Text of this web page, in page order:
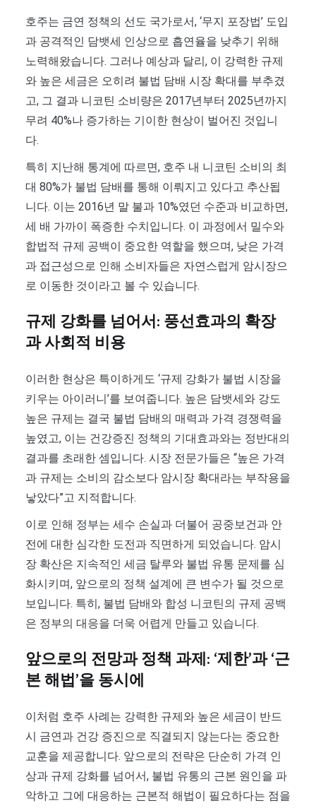
호주는 금연 정책의 선도 국가로서, ‘무지 포장법’ 도입
과 공격적인 담뱃세 인상으로 흡연율을 낮추기 위해
노력해왔습니다. 그러나 예상과 달리, 이 강력한 규제
와 높은 세금은 오히려 불법 담배 시장 확대를 부추겼
고, 그 결과 니코틴 소비량은 2017년부터 2025년까지
무려 40%나 증가하는 기이한 현상이 벌어진 것입니
다.
특히 지난해 통계에 따르면, 호주 내 니코틴 소비의 최
대 80%가 불법 담배를 통해 이뤄지고 있다고 추산됩
니다. 이는 2016년 말 불과 10%였던 수준과 비교하면,
세 배 가까이 폭증한 수치입니다. 이 과정에서 밀수와
합법적 규제 공백이 중요한 역할을 했으며, 낮은 가격
과 접근성으로 인해 소비자들은 자연스럽게 암시장으
로 이동한 것이라고 볼 수 있습니다.
규제 강화를 넘어서: 풍선효과의 확장
과 사회적 비용
이러한 현상은 특이하게도 ‘규제 강화가 불법 시장을
키우는 아이러니’를 보여줍니다. 높은 담뱃세와 강도
높은 규제는 결국 불법 담배의 매력과 가격 경쟁력을
높였고, 이는 건강증진 정책의 기대효과와는 정반대의
결과를 초래한 셈입니다. 시장 전문가들은 “높은 가격
과 규제는 소비의 감소보다 암시장 확대라는 부작용을
낳았다”고 지적합니다.
이로 인해 정부는 세수 손실과 더불어 공중보건과 안
전에 대한 심각한 도전과 직면하게 되었습니다. 암시
장 확산은 지속적인 세금 탈루와 불법 유통 문제를 심
화시키며, 앞으로의 정책 설계에 큰 변수가 될 것으로
보입니다. 특히, 불법 담배와 합성 니코틴의 규제 공백
은 정부의 대응을 더욱 어렵게 만들고 있습니다.
앞으로의 전망과 정책 과제: ‘제한’과 ‘근
본 해법’을 동시에
이처럼 호주 사례는 강력한 규제와 높은 세금이 반드
시 금연과 건강 증진으로 직결되지 않는다는 중요한
교훈을 제공합니다. 앞으로의 전략은 단순히 가격 인
상과 규제 강화를 넘어서, 불법 유통의 근본 원인을 파
악하고 그에 대응하는 근본적 해법이 필요하다는 점을